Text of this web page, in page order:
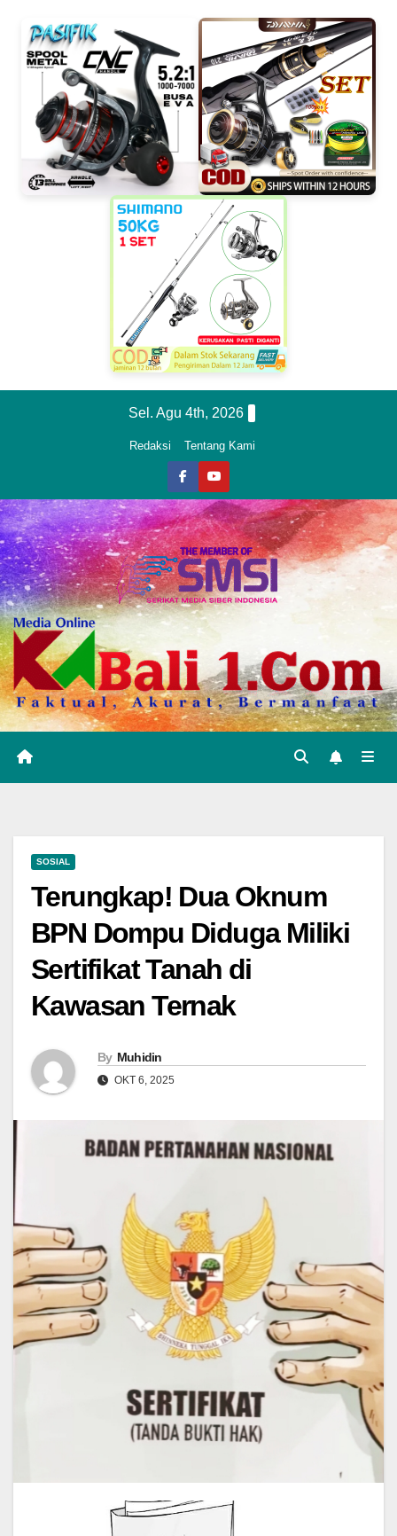
Sel. Agu 4th, 2026
Redaksi Tentang Kami
SOSIAL
Terungkap! Dua Oknum
BPN Dompu Diduga Miliki
Sertifikat Tanah di
Kawasan Ternak
By Muhidin
OKT 6, 2025